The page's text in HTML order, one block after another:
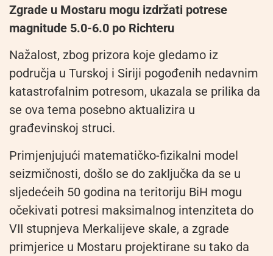
Zgrade u Mostaru mogu izdržati potrese
magnitude 5.0-6.0 po Richteru
Nažalost, zbog prizora koje gledamo iz
područja u Turskoj i Siriji pogođenih nedavnim
katastrofalnim potresom, ukazala se prilika da
se ova tema posebno aktualizira u
građevinskoj struci.
Primjenjujući matematičko-fizikalni model
seizmičnosti, došlo se do zaključka da se u
sljedećeih 50 godina na teritoriju BiH mogu
očekivati potresi maksimalnog intenziteta do
VII stupnjeva Merkalijeve skale, a zgrade
primjerice u Mostaru projektirane su tako da